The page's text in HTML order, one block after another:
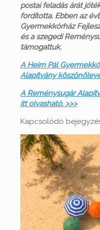
postai feladás árát
fordította. Ebben az
Gyermekkórház
és a szegedi
támogattuk.
A Heim Pál
Alapítvány
A Reménysugár
itt olvasható. >>>
Kapcsolódó